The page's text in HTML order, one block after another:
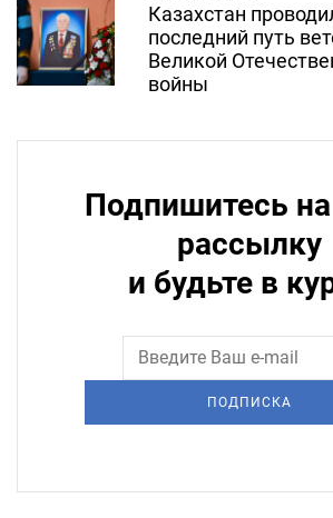
Казахстан
последний путь
Великой
войны
Подпишитесь
рассылку
и будьте в
ПОДПИСКА